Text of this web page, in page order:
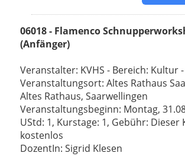
06018 - Flamenco
(Anfänger)
Veranstalter: KVHS - Bereich: Kultur
Veranstaltungsort: Altes Rathaus
Altes Rathaus, Saarwellingen
Veranstaltungsbeginn: Montag,
UStd: 1, Kurstage: 1, Gebühr: Dieser
kostenlos
DozentIn: Sigrid Klesen